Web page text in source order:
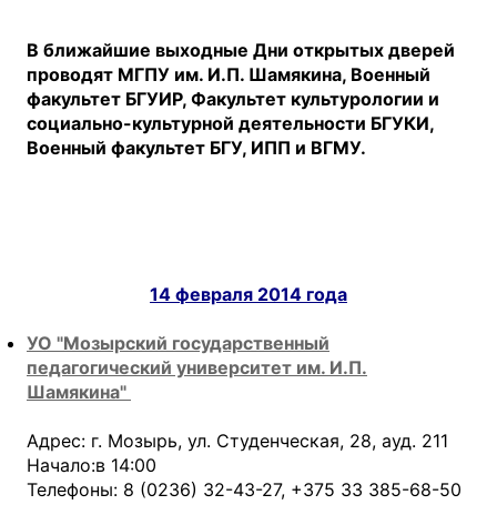
В ближайшие выходные Дни открытых дверей
проводят МГПУ им. И.П. Шамякина, Военный
факультет БГУИР, Факультет культурологии и
социально-культурной деятельности БГУКИ,
Военный факультет БГУ, ИПП и ВГМУ.
14 февраля 2014 года
УО "Мозырский государственный
педагогический университет им. И.П.
Шамякина"
Адрес: г. Мозырь, ул. Студенческая, 28, ауд. 211
Начало:в 14:00
Телефоны: 8 (0236) 32-43-27, +375 33 385-68-50